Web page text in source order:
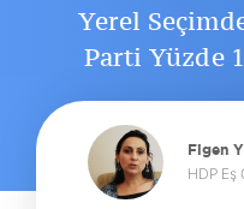
Yerel
Parti Yüzde
Figen
HDP Eş